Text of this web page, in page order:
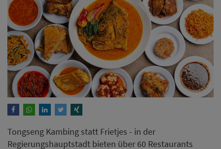
Tongseng Kambing statt Frietjes - in der
Regierungshauptstadt bieten über 60 Restaurants